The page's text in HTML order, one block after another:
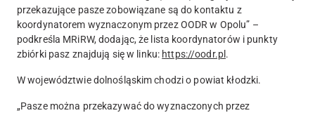
przekazujące pasze zobowiązane są do kontaktu z
koordynatorem wyznaczonym przez OODR w Opolu” –
podkreśla MRiRW, dodając, że lista koordynatorów i punkty
zbiórki pasz znajdują się w linku: https://oodr.pl .
W województwie dolnośląskim chodzi o powiat kłodzki.
„Pasze można przekazywać do wyznaczonych przez